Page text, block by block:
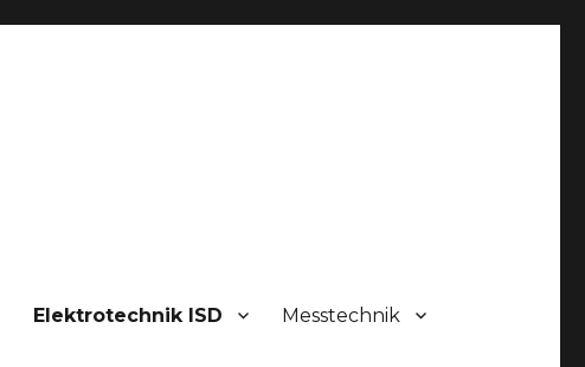
Elektrotechnik ISD Messtechnik